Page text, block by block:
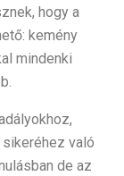
hogy a
kemény
mindenki
való
de az